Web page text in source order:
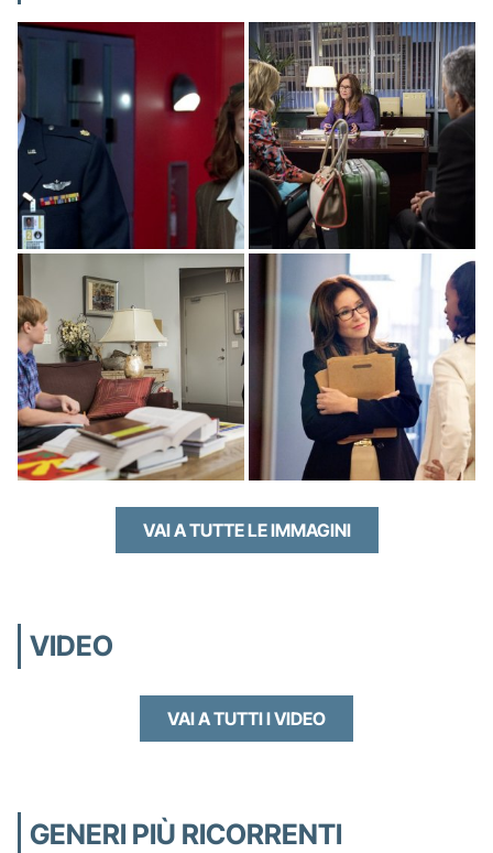
VAI A TUTTE LE IMMAGINI
VIDEO
VAI A TUTTI I VIDEO
GENERI PIÙ RICORRENTI